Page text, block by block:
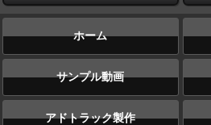
ホーム
サンプル動画
アドトラック製作